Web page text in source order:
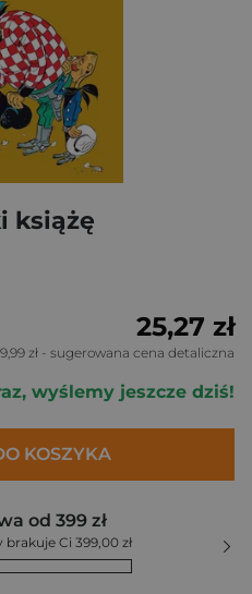
książę
25,27 zł
zł - sugerowana cena detaliczna
wyślemy jeszcze dziś!
KOSZYKA
od 399 zł
Ci 399,00 zł